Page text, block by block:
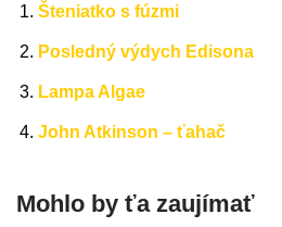
Šteniatko s fúzmi
Posledný výdych Edisona
Lampa Algae
John Atkinson – ťahač
Mohlo by ťa zaujímať